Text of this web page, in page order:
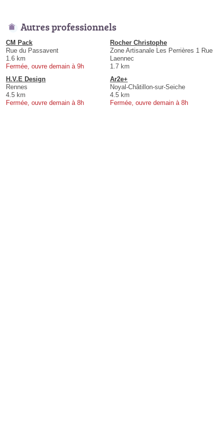
Autres professionnels
CM Pack
Rue du Passavent
1.6 km
Fermée, ouvre demain à 9h
Rocher Christophe
Zone Artisanale Les Perrières 1 Rue
Laennec
1.7 km
H.V.E Design
Rennes
4.5 km
Fermée, ouvre demain à 8h
Ar2e+
Noyal-Châtillon-sur-Seiche
4.5 km
Fermée, ouvre demain à 8h